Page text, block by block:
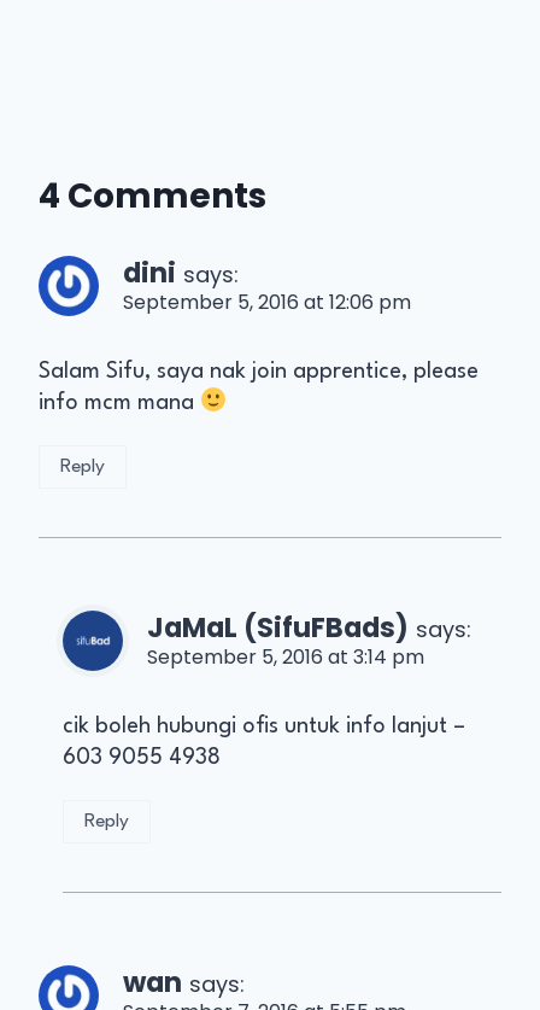
4 Comments
dini says:
September 5, 2016 at 12:06 pm
Salam Sifu, saya nak join apprentice, please
info mcm mana
Reply
JaMaL (SifuFBads) says:
September 5, 2016 at 3:14 pm
cik boleh hubungi ofis untuk info lanjut –
603 9055 4938
Reply
wan says: